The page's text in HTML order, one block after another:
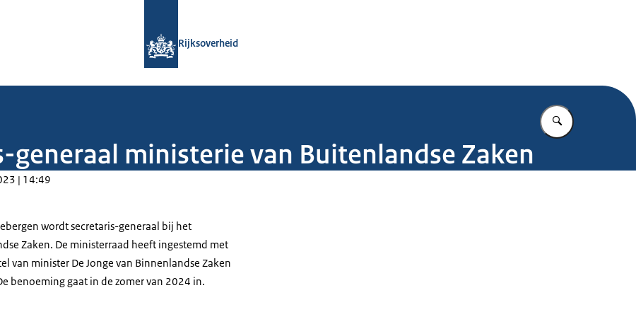
Rijksoverheid
Vul in wat u
generaal ministerie van Buitenlandse Zaken
| 14:49
wordt secretaris-generaal bij het
Zaken. De ministerraad heeft ingestemd met
van minister De Jonge van Binnenlandse Zaken
benoeming gaat in de zomer van 2024 in.